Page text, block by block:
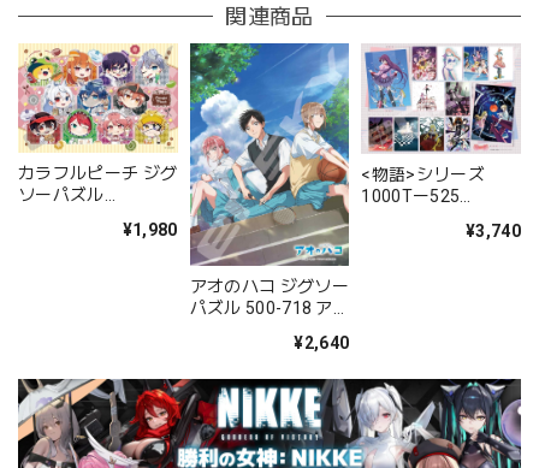
関連商品
カラフルピーチ ジグ
ソーパズル
¥1,980
アオのハコ ジグソー
パズル 500-718 ア
¥2,640
<物語>シリーズ
1000Tー525
¥3,740